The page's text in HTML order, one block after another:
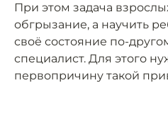
При этом задача
обгрызание, а научить
своё состояние по-
специалист. Для этого
первопричину такой